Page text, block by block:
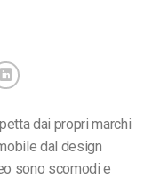
dai propri marchi
dal design
sono scomodi e